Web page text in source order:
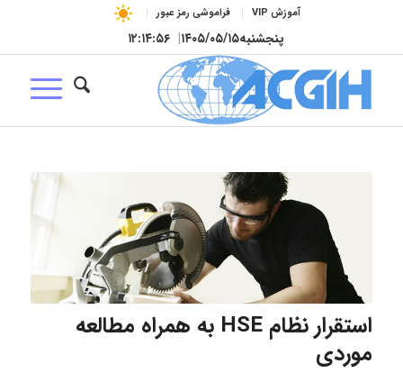
آموزش VIP فراموشی رمز عبور
پنجشنبه۱۴۰۵/۰۵/۱۵| ۱۲:۱۴:۵۶
استقرار نظام HSE به همراه مطالعه
موردی